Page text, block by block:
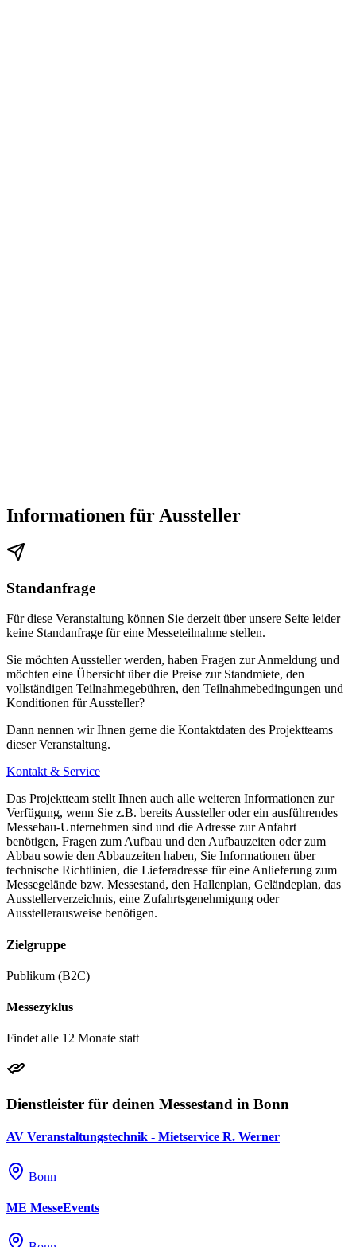
Informationen für Aussteller
Standanfrage
Für diese Veranstaltung können Sie derzeit über unsere Seite leider
keine Standanfrage für eine Messeteilnahme stellen.
Sie möchten Aussteller werden, haben Fragen zur Anmeldung und
möchten eine Übersicht über die Preise zur Standmiete, den
vollständigen Teilnahmegebühren, den Teilnahmebedingungen und
Konditionen für Aussteller?
Dann nennen wir Ihnen gerne die Kontaktdaten des Projektteams
dieser Veranstaltung.
Kontakt & Service
Das Projektteam stellt Ihnen auch alle weiteren Informationen zur
Verfügung, wenn Sie z.B. bereits Aussteller oder ein ausführendes
Messebau-Unternehmen sind und die Adresse zur Anfahrt
benötigen, Fragen zum Aufbau und den Aufbauzeiten oder zum
Abbau sowie den Abbauzeiten haben, Sie Informationen über
technische Richtlinien, die Lieferadresse für eine Anlieferung zum
Messegelände bzw. Messestand, den Hallenplan, Geländeplan, das
Ausstellerverzeichnis, eine Zufahrtsgenehmigung oder
Ausstellerausweise benötigen.
Zielgruppe
Publikum (B2C)
Messezyklus
Findet alle 12 Monate statt
Dienstleister für deinen Messestand in Bonn
AV Veranstaltungstechnik - Mietservice R. Werner
Bonn
ME MesseEvents